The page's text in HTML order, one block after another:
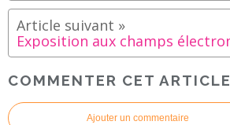
COMMENTER CET ARTICLE
Ajouter un commentaire